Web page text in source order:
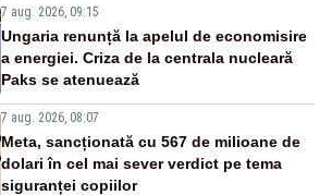
7 aug. 2026, 09:15
Ungaria renunță la apelul de economisire
a energiei. Criza de la centrala nucleară
Paks se atenuează
7 aug. 2026, 08:07
Meta, sancționată cu 567 de milioane de
dolari în cel mai sever verdict pe tema
siguranței copiilor